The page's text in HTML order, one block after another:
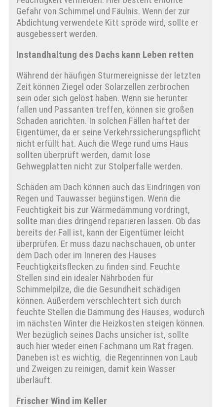
Gefahr von Schimmel und Fäulnis. Wenn der zur
Abdichtung verwendete Kitt spröde wird, sollte er
ausgebessert werden.
Instandhaltung des Dachs kann Leben retten
Während der häufigen Sturmereignisse der letzten
Zeit können Ziegel oder Solarzellen zerbrochen
sein oder sich gelöst haben. Wenn sie herunter
fallen und Passanten treffen, können sie großen
Schaden anrichten. In solchen Fällen haftet der
Eigentümer, da er seine Verkehrssicherungspflicht
nicht erfüllt hat. Auch die Wege rund ums Haus
sollten überprüft werden, damit lose
Gehwegplatten nicht zur Stolperfalle werden.
Schäden am Dach können auch das Eindringen von
Regen und Tauwasser begünstigen. Wenn die
Feuchtigkeit bis zur Wärmedämmung vordringt,
sollte man dies dringend reparieren lassen. Ob das
bereits der Fall ist, kann der Eigentümer leicht
überprüfen. Er muss dazu nachschauen, ob unter
dem Dach oder im Inneren des Hauses
Feuchtigkeitsflecken zu finden sind. Feuchte
Stellen sind ein idealer Nährboden für
Schimmelpilze, die die Gesundheit schädigen
können. Außerdem verschlechtert sich durch
feuchte Stellen die Dämmung des Hauses, wodurch
im nächsten Winter die Heizkosten steigen können.
Wer bezüglich seines Dachs unsicher ist, sollte
auch hier wieder einen Fachmann um Rat fragen.
Daneben ist es wichtig, die Regenrinnen von Laub
und Zweigen zu reinigen, damit kein Wasser
überläuft.
Frischer Wind im Keller